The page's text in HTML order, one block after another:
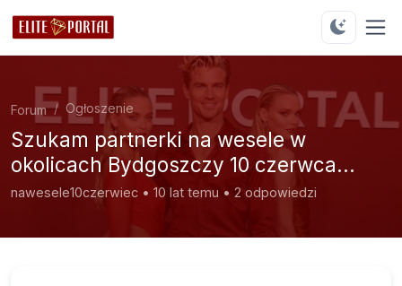
Forum Ogłoszenie
Szukam partnerki na wesele w
okolicach Bydgoszczy 10 czerwca...
nawesele10czerwiec • 10 lat temu • 2 odpowiedzi